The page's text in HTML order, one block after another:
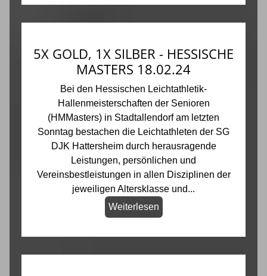
5X GOLD, 1X SILBER - HESSISCHE
MASTERS 18.02.24
Bei den Hessischen Leichtathletik-
Hallenmeisterschaften der Senioren
(HMMasters) in Stadtallendorf am letzten
Sonntag bestachen die Leichtathleten der SG
DJK Hattersheim durch herausragende
Leistungen, persönlichen und
Vereinsbestleistungen in allen Disziplinen der
jeweiligen Altersklasse und...
Weiterlesen